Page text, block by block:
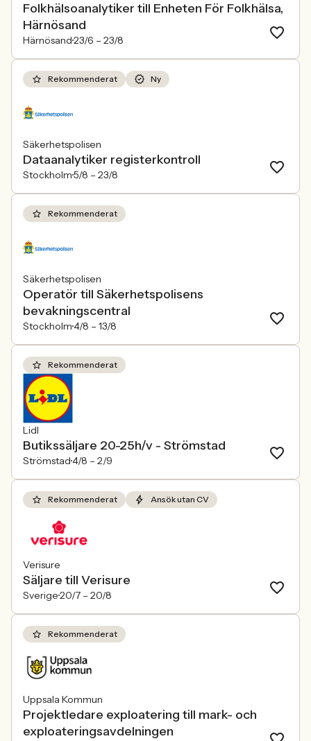
Folkhälsoanalytiker till Enheten För Folkhälsa,
Härnösand
Härnösand23/6 – 23/8
Rekommenderat Ny
Säkerhetspolisen
Dataanalytiker registerkontroll
Stockholm5/8 – 23/8
Rekommenderat
Säkerhetspolisen
Operatör till Säkerhetspolisens
bevakningscentral
Stockholm4/8 – 13/8
Rekommenderat
Lidl
Butikssäljare 20-25h/v - Strömstad
Strömstad4/8 – 2/9
Rekommenderat Ansök utan CV
Verisure
Säljare till Verisure
Sverige20/7 – 20/8
Rekommenderat
Uppsala Kommun
Projektledare exploatering till mark- och
exploateringsavdelningen